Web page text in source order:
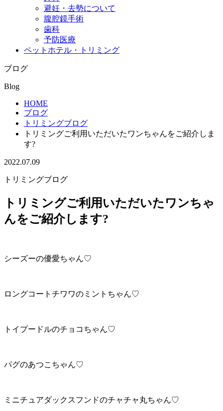
避妊・去勢について
腹腔鏡手術
歯科
予防医療
ペットホテル・トリミング
ブログ
Blog
HOME
ブログ
トリミングブログ
トリミングご利用いただいたワンちゃんをご紹介しま
す?
2022.07.09
トリミングブログ
トリミングご利用いただいたワンちゃ
んをご紹介します?
シーズーの優愛ちゃん♡
ロングコートチワワのミントちゃん♡
トイプードルのチョコちゃん♡
パグのあつこちゃん♡
ミニチュアダックスフンドのチャチャ丸ちゃん♡